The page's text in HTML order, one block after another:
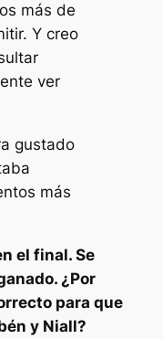
más de
Y creo
ver
gustado
más
el final. Se
¿Por
para que
y Niall?